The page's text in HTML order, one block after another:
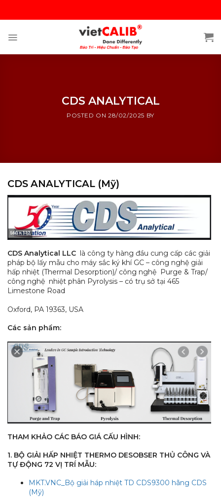
content
CDS ANALYTICAL
POSTED ON28/02/2025 BY
CDS ANALYTICAL (Mỹ)
CDS Analytical LLC
là công ty hàng đầu cung cấp các giải
pháp bộ lấy mẫu cho máy sắc ký khí GC – công nghệ giải
hấp nhiệt (Thermal Desorption)/ công nghệ Purge & Trap/
công nghệ nhiệt phân Pyrolysis – có trụ sở tại 465
Limestone Road
Oxford, PA 19363, USA
Các sản phẩm:
THAM KHẢO CÁC BÁO GIÁ CẤU HÌNH:
1. BỘ GIẢI HẤP NHIỆT THERMO DESOBSER THỦ CÔNG VÀ
TỰ ĐỘNG 72 VỊ TRÍ MẪU:
MKT.VNC_Bộ giải háp nhiệt TD CDS9300 hãng CDS
(Mỹ)